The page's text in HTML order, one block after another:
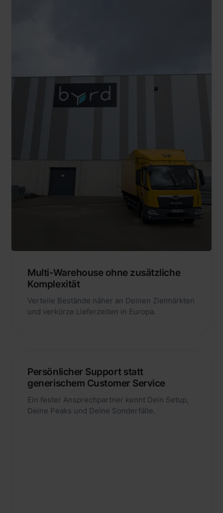
Multi-Warehouse ohne zusätzliche
Komplexität
Verteile Bestände näher an Deinen Zielmärkten
und verkürze Lieferzeiten in Europa.
Persönlicher Support statt
generischem Customer Service
Ein fester Ansprechpartner kennt Dein Setup,
Deine Peaks und Deine Sonderfälle.